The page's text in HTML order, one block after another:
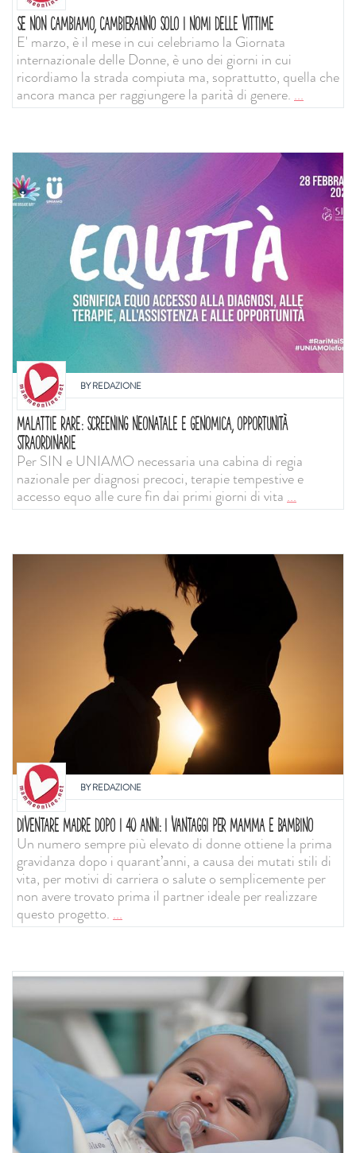
SE NON CAMBIAMO, CAMBIERANNO SOLO I NOMI DELLE VITTIME
E' marzo, è il mese in cui celebriamo la Giornata
internazionale delle Donne, è uno dei giorni in cui
ricordiamo la strada compiuta ma, soprattutto, quella che
ancora manca per raggiungere la parità di genere. ...
BYREDAZIONE
MALATTIE RARE: SCREENING NEONATALE E GENOMICA, OPPORTUNITÀ
STRAORDINARIE
Per SIN e UNIAMO necessaria una cabina di regia
nazionale per diagnosi precoci, terapie tempestive e
accesso equo alle cure fin dai primi giorni di vita ...
BYREDAZIONE
DIVENTARE MADRE DOPO I 40 ANNI: I VANTAGGI PER MAMMA E BAMBINO
Un numero sempre più elevato di donne ottiene la prima
gravidanza dopo i quarant’anni, a causa dei mutati stili di
vita, per motivi di carriera o salute o semplicemente per
non avere trovato prima il partner ideale per realizzare
questo progetto....